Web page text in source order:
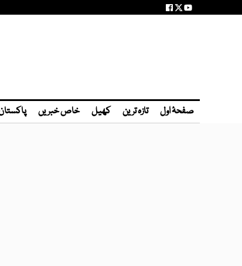
صفحۂ اول تازہ ترین کھیل خاص خبریں